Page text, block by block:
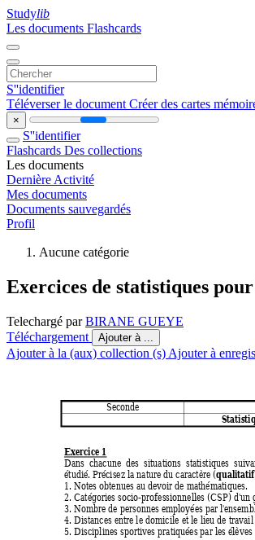
Studylib
Les documents Flashcards
S''identifier
Téléverser le document Créer des cartes
×
S''identifier
Flashcards Des collections
Les documents
Dernière Activité
Mes documents
Documents sauvegardés
Profil
Aucune catégorie
Exercices de statistiques
Telechargé parBIRANE GUEYE
Téléchargement
Ajouter à ...
Ajouter à la (aux) collection (s) Ajouter à
Seconde
Exercice 1
Dans chacune des situations statistiques
étudié. Précisez la nature du caractère (
1. Notes obtenues au devoir de mathématiques.
2. Catégories socio-professionnelles (CSP) d'un
3. Nombre de personnes employées par l'
4. Distances entre le domicile et le lieu de
5. Disciplines sportives pratiquées par les élèves